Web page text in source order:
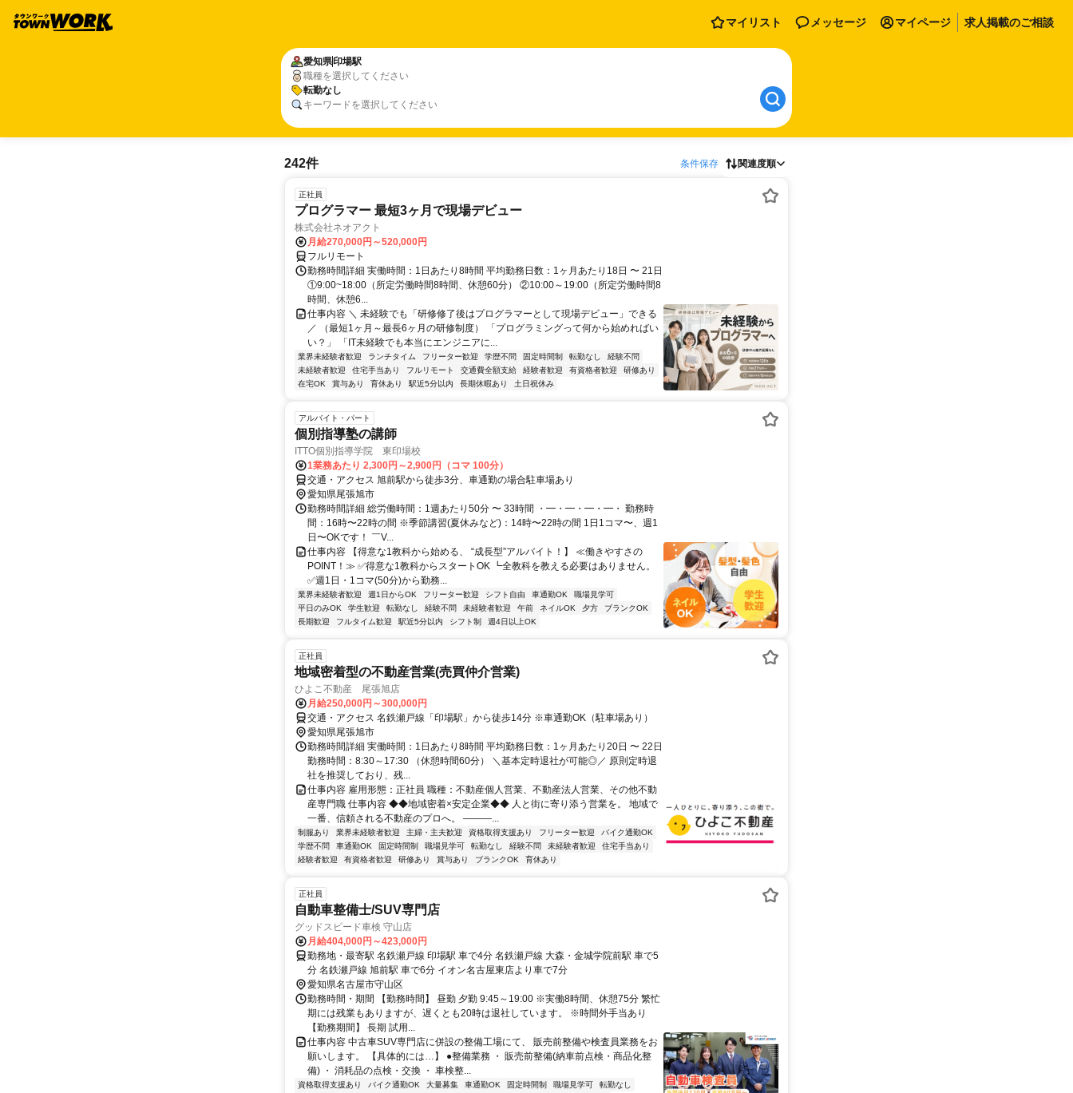
マイリスト メッセージ マイページ 求人掲載のご相談
愛知県印場駅
職種を選択してください
転勤なし
キーワードを選択してください
242件 条件保存 関連度順
正社員
プログラマー 最短3ヶ月で現場デビュー
株式会社ネオアクト
月給270,000円～520,000円
フルリモート
勤務時間詳細 実働時間：1日あたり8時間 平均勤務日数：1ヶ月あたり18日 〜 21日
①9:00~18:00（所定労働時間8時間、休憩60分） ②10:00～19:00（所定労働時間8
時間、休憩6...
仕事内容 ＼ 未経験でも「研修修了後はプログラマーとして現場デビュー」できる
／ （最短1ヶ月～最長6ヶ月の研修制度） 「プログラミングって何から始めればい
い？」 「IT未経験でも本当にエンジニアに...
業界未経験者歓迎 ランチタイム フリーター歓迎 学歴不問 固定時間制 転勤なし
経験不問
未経験者歓迎
住宅手当あり フルリモート 交通費全額支給 経験者歓迎 有資格者歓迎
研修あり
在宅OK
賞与あり 育休あり 駅近5分以内 長期休暇あり 土日祝休み
アルバイト・パート
個別指導塾の講師
ITTO個別指導学院 東印場校
1業務あたり 2,300円～2,900円（コマ 100分）
交通・アクセス 旭前駅から徒歩3分、車通勤の場合駐車場あり
愛知県尾張旭市
勤務時間詳細 総労働時間：1週あたり50分 〜 33時間 ・━・━・━・━・ 勤務時
間：16時〜22時の間 ※季節講習(夏休みなど)：14時〜22時の間 1日1コマ〜、週1
日〜OKです！ ￣V...
仕事内容 【得意な1教科から始める、 “成長型”アルバイト！】 ≪働きやすさの
POINT！≫ ✅得意な1教科からスタートOK ┗全教科を教える必要はありません。
✅週1日・1コマ(50分)から勤務...
業界未経験者歓迎 週1日からOK フリーター歓迎 シフト自由 車通勤OK
職場見学可
平日のみOK
学生歓迎 転勤なし 経験不問 未経験者歓迎 午前 ネイルOK 夕方
ブランクOK
長期歓迎
フルタイム歓迎 駅近5分以内 シフト制 週4日以上OK
正社員
地域密着型の不動産営業(売買仲介営業)
ひよこ不動産 尾張旭店
月給250,000円～300,000円
交通・アクセス 名鉄瀬戸線「印場駅」から徒歩14分 ※車通勤OK（駐車場あり）
愛知県尾張旭市
勤務時間詳細 実働時間：1日あたり8時間 平均勤務日数：1ヶ月あたり20日 〜 22日
勤務時間：8:30～17:30 （休憩時間60分） ＼基本定時退社が可能◎／ 原則定時退
社を推奨しており、残...
仕事内容 雇用形態：正社員 職種：不動産個人営業、不動産法人営業、その他不動
産専門職 仕事内容 ◆◆地域密着×安定企業◆◆ 人と街に寄り添う営業を。 地域で
一番、信頼される不動産のプロへ。 ―――...
制服あり 業界未経験者歓迎 主婦・主夫歓迎 資格取得支援あり フリーター歓迎
バイク通勤OK
学歴不問
車通勤OK 固定時間制 職場見学可 転勤なし 経験不問 未経験者歓迎
住宅手当あり
経験者歓迎
有資格者歓迎 研修あり 賞与あり ブランクOK 育休あり
正社員
自動車整備士/SUV専門店
グッドスピード車検 守山店
月給404,000円～423,000円
勤務地・最寄駅 名鉄瀬戸線 印場駅 車で4分 名鉄瀬戸線 大森・金城学院前駅 車で5
分 名鉄瀬戸線 旭前駅 車で6分 イオン名古屋東店より車で7分
愛知県名古屋市守山区
勤務時間・期間 【勤務時間】 昼勤 夕勤 9:45～19:00 ※実働8時間、休憩75分 繁忙
期には残業もありますが、遅くとも20時は退社しています。 ※時間外手当あり
【勤務期間】 長期 試用...
仕事内容 中古車SUV専門店に併設の整備工場にて、 販売前整備や検査員業務をお
願いします。 【具体的には…】 ●整備業務 ・ 販売前整備(納車前点検・商品化整
備) ・ 消耗品の点検・交換 ・ 車検整...
資格取得支援あり バイク通勤OK 大量募集 車通勤OK 固定時間制 職場見学可
転勤なし